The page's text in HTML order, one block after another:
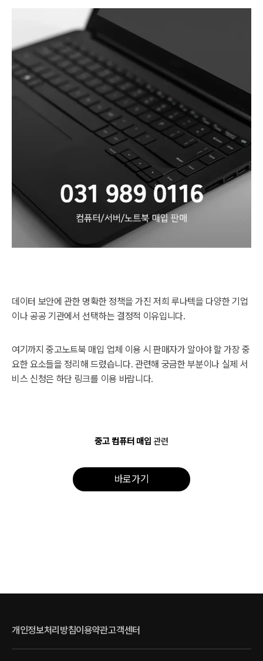
데이터 보안에 관한 명확한 정책을 가진 저희 루나텍을 다양한 기업
이나 공공 기관에서 선택하는 결정적 이유입니다.
여기까지 중고노트북 매입 업체 이용 시 판매자가 알아야 할 가장 중
요한 요소들을 정리해 드렸습니다. 관련해 궁금한 부분이나 실제 서
비스 신청은 하단 링크를 이용 바랍니다.
중고 컴퓨터 매입 관련
바로가기
개인정보처리방침이용약관고객센터